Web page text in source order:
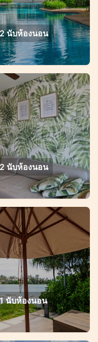
2 นับห้องนอน
งนอน วิวทะเล
า พร้อมเข้าอยู่ได้
2 นับห้องนอน
5 ชั้น
รักพร้อมวิว
1 นับห้องนอน